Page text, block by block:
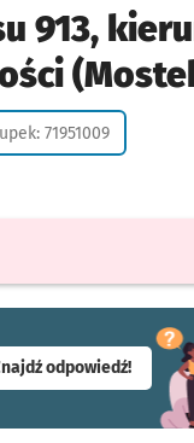
913,
na życzenie
71951009
odpowiedź!-